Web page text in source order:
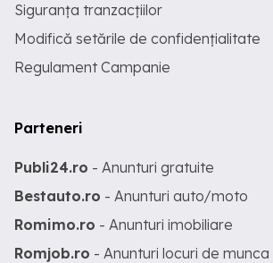
Siguranța tranzacțiilor
Modifică setările de confidențialitate
Regulament Campanie
Parteneri
Publi24.ro - Anunturi gratuite
Bestauto.ro - Anunturi auto/moto
Romimo.ro - Anunturi imobiliare
Romjob.ro - Anunturi locuri de munca